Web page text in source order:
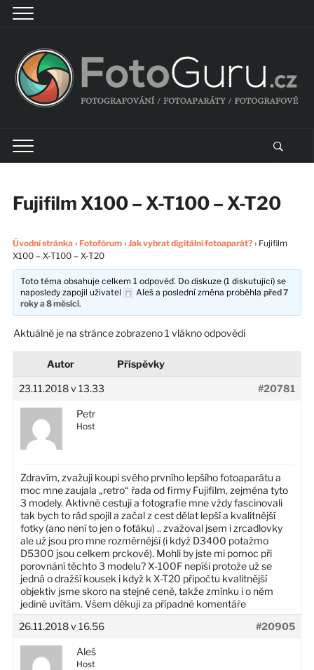
Fujifilm X100 – X-T100 – X-T20
Úvodní stránka › Fotofórum › Jak vybrat digitální fotoaparát? › Fujifilm
X100 – X-T100 – X-T20
Toto téma obsahuje celkem 1 odpověď. Do diskuze (1 diskutující) se
naposledy zapojil uživatel
Aleš a poslední změna proběhlapřed 7
roky a 8 měsíci.
Aktuálně je na stránce zobrazeno 1 vlákno odpovědi
Autor Příspěvky
23.11.2018 v 13.33 #20781
Petr
Host
Zdravím, zvažuji koupi svého prvního lepšího fotoaparátu a
moc mne zaujala „retro“ řada od firmy Fujifilm, zejména tyto
3 modely. Aktivně cestuji a fotografie mne vždy fascinovali
tak bych to rád spojil a začal z cest dělat lepší a kvalitnější
fotky (ano není to jen o foťáku) .. zvažoval jsem i zrcadlovky
ale už jsou pro mne rozměrnější (i když D3400 potažmo
D5300 jsou celkem prckové). Mohli by jste mi pomoc při
porovnání těchto 3 modelu? X-100F nepíši protože už se
jedná o dražší kousek i když k X-T20 připočtu kvalitnější
objektiv jsme skoro na stejné ceně, takže zmínku i o něm
jedině uvítám. Všem děkuji za případné komentáře
26.11.2018 v 16.56
#20905
Aleš
Host